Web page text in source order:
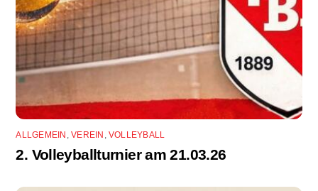
ALLGEMEIN ,VEREIN VOLLEYBALL
2. Volleyballturnier am 21.03.26